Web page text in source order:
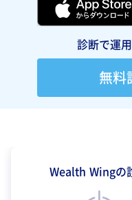
診断で運
無料
Wealth Wingの